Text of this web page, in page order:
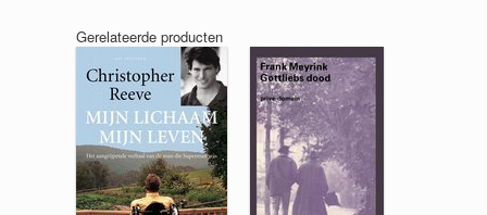
Gerelateerde producten